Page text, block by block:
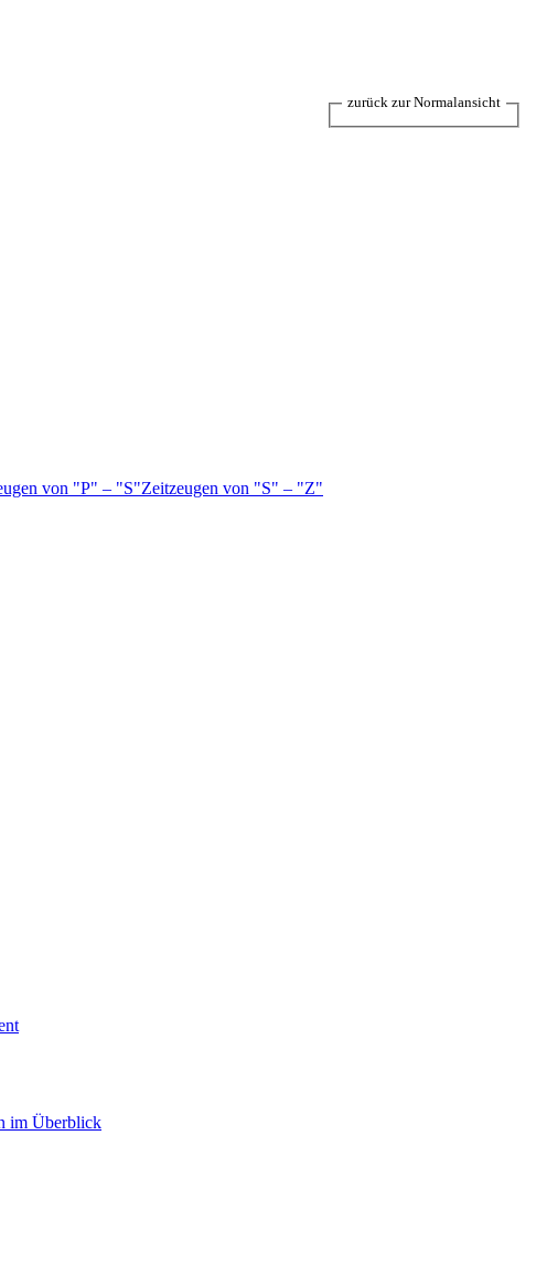
von P – S Zeitzeugen von S –
Z
im Überblick
zurück zur Normalansicht